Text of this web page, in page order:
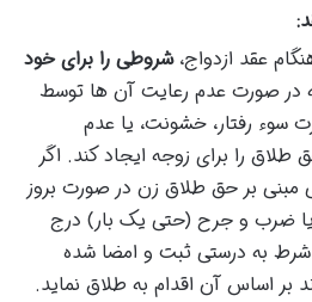
عقد ازدواج،شروطی را برای خود
در صورت عدم رعایت آن ها توسط
سوء رفتار، خشونت، یا عدم
طلاق را برای زوجه ایجاد کند. اگر
مبنی بر حق طلاق زن در صورت بروز
ضرب و جرح (حتی یک بار) درج
به درستی ثبت و امضا شده
بر اساس آن اقدام به طلاق نماید.